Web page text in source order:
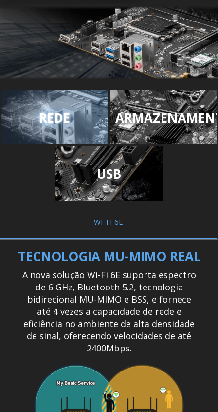
REDE
USB
WI-FI 6E
TECNOLOGIA MU-MIMO REAL
A nova solução Wi-Fi 6E suporta espectro
de 6 GHz, Bluetooth 5.2, tecnologia
bidirecional MU-MIMO e BSS, e fornece
até 4 vezes a capacidade de rede e
eficiência no ambiente de alta densidade
de sinal, oferecendo velocidades de até
2400Mbps.